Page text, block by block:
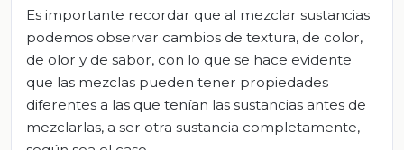
Es importante recordar que al mezclar sustancias
podemos observar cambios de textura, de color,
de olor y de sabor, con lo que se hace evidente
que las mezclas pueden tener propiedades
diferentes a las que tenían las sustancias antes de
mezclarlas, a ser otra sustancia completamente,